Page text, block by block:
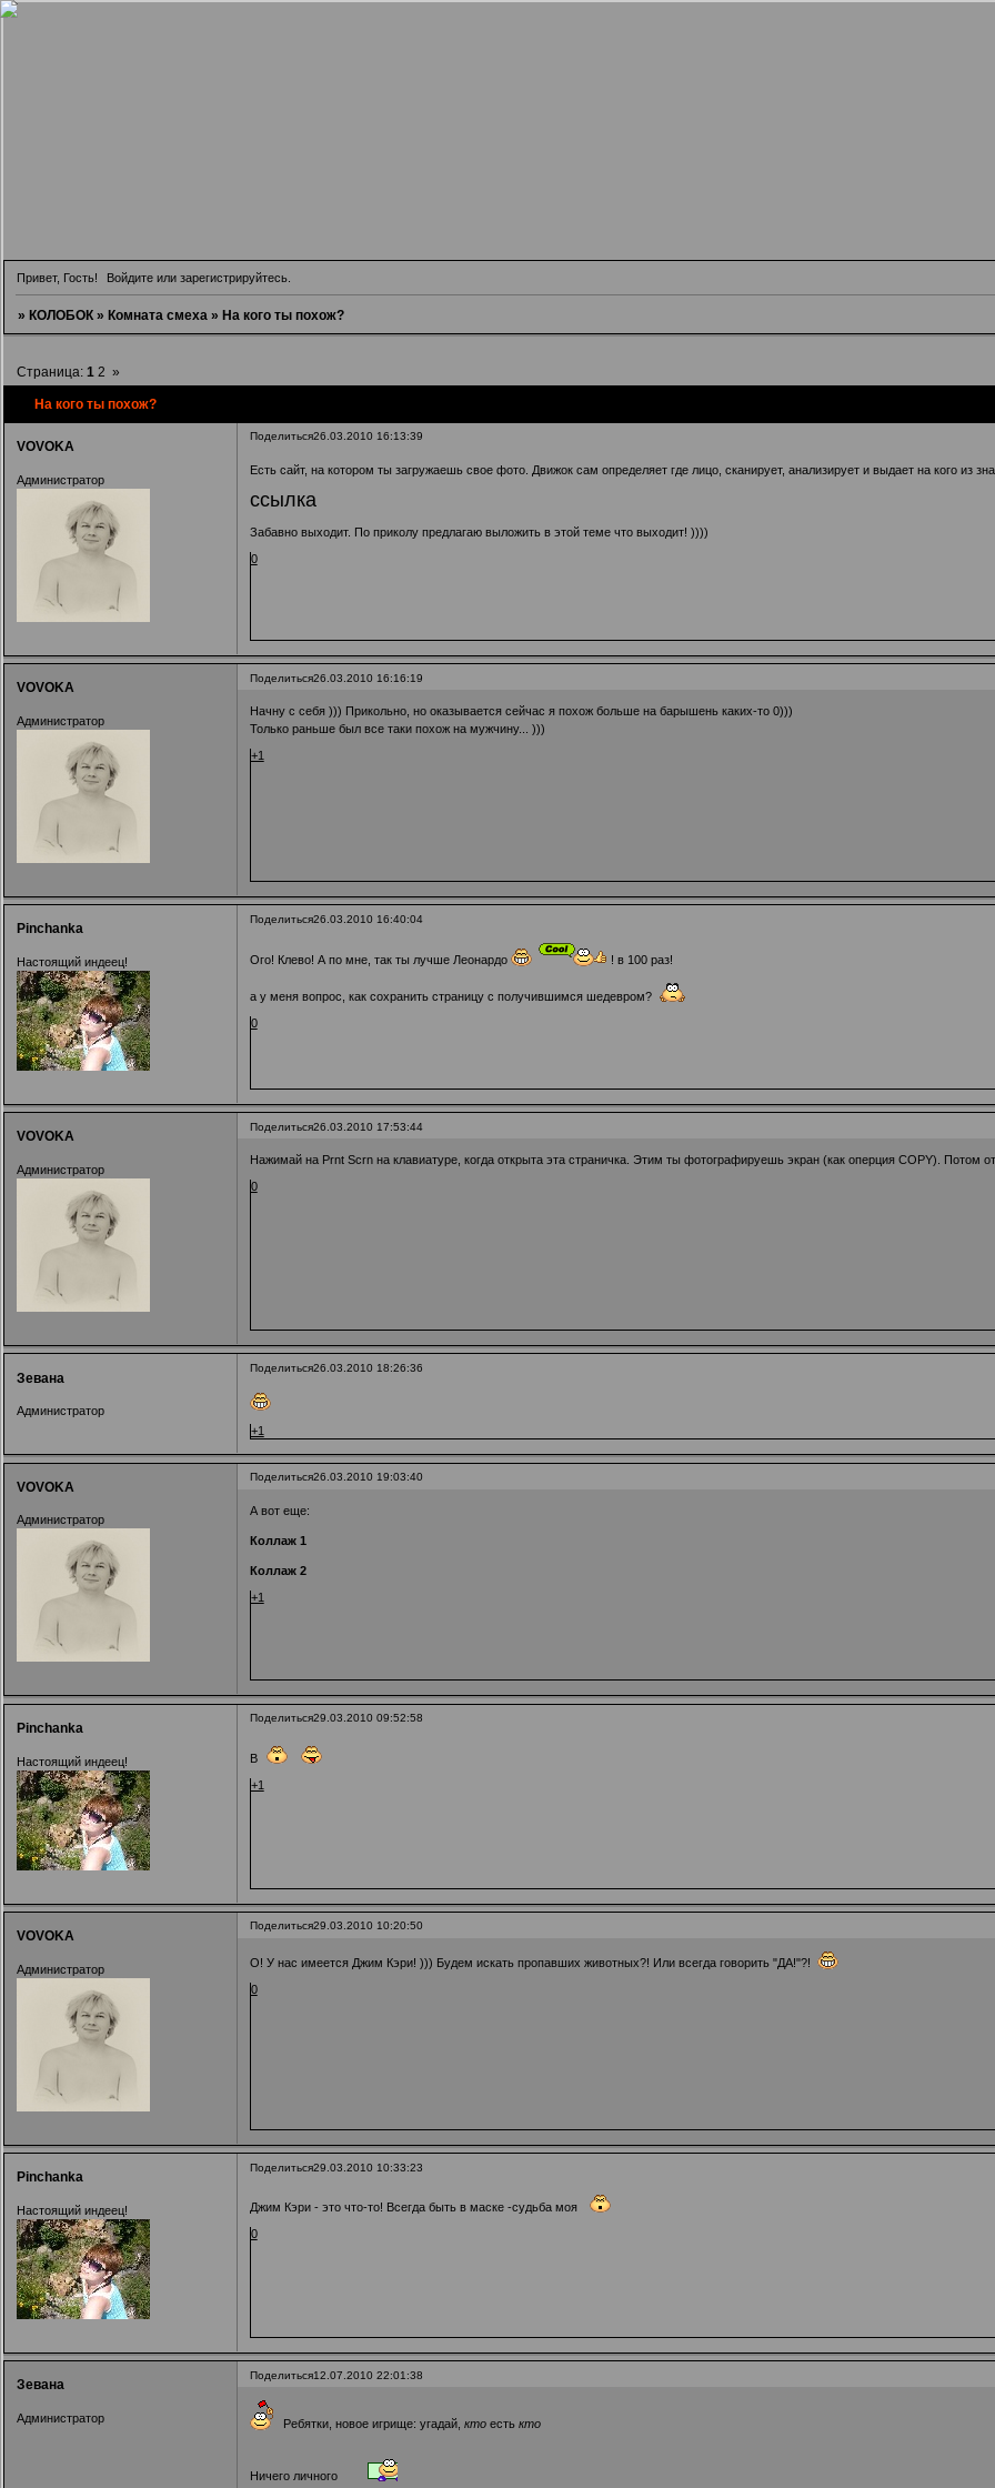
Привет, Гость! Войдите илизарегистрируйтесь
» КОЛОБОК » Комната смеха » На кого ты похож?
На кого ты похож?
Страница: 1 2 »
Поделиться26.03.2010 16:13:39
VOVOKA
Администратор
Есть сайт, на котором ты загружаешь свое фото. Движок сам определяет где лицо, сканирует, анализирует и выдает на кого из
ссылка
Забавно выходит. По приколу предлагаю выложить в этой теме что выходит! ))))
0
Поделиться26.03.2010 16:16:19
VOVOKA
Администратор
Начну с себя ))) Прикольно, но оказывается сейчас я похож больше на барышень каких-то 0)))
Только раньше был все таки похож на мужчину... )))
+1
Поделиться26.03.2010 16:40:04
Pinchanka
Настоящий индеец! Ого! Клево! А по мне, так ты лучше Леонардо ! в 100 раз!
а у меня вопрос, как сохранить страницу с получившимся шедевром?
0
Поделиться26.03.2010 17:53:44
VOVOKA
Администратор
Нажимай на Prnt Scrn на клавиатуре, когда открыта эта страничка. Этим ты фотографируешь экран (как оперция COPY).
0
Поделиться26.03.2010 18:26:36
Зевана
Администратор
+1
Поделиться26.03.2010 19:03:40
VOVOKA
Администратор
А вот еще:
Коллаж 1
Коллаж 2
+1
Поделиться29.03.2010 09:52:58
Pinchanka
Настоящий индеец!
В
+1
Поделиться29.03.2010 10:20:50
VOVOKA
Администратор
О! У нас имеется Джим Кэри! ))) Будем искать пропавших животных?! Или всегда говорить "ДА!"?!
0
Поделиться29.03.2010 10:33:23
Pinchanka
Настоящий индеец!
Джим Кэри - это что-то! Всегда быть в маске -судьба моя
0
Поделиться12.07.2010 22:01:38
Зевана
Администратор Ребятки, новое игрище: угадай, кто есть кто
Ничего личного